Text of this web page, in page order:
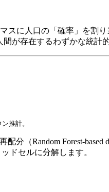
スに人口の「確率」を
が存在するわずかな統計
計。
分（Random Forest-
ドセルに分解します。